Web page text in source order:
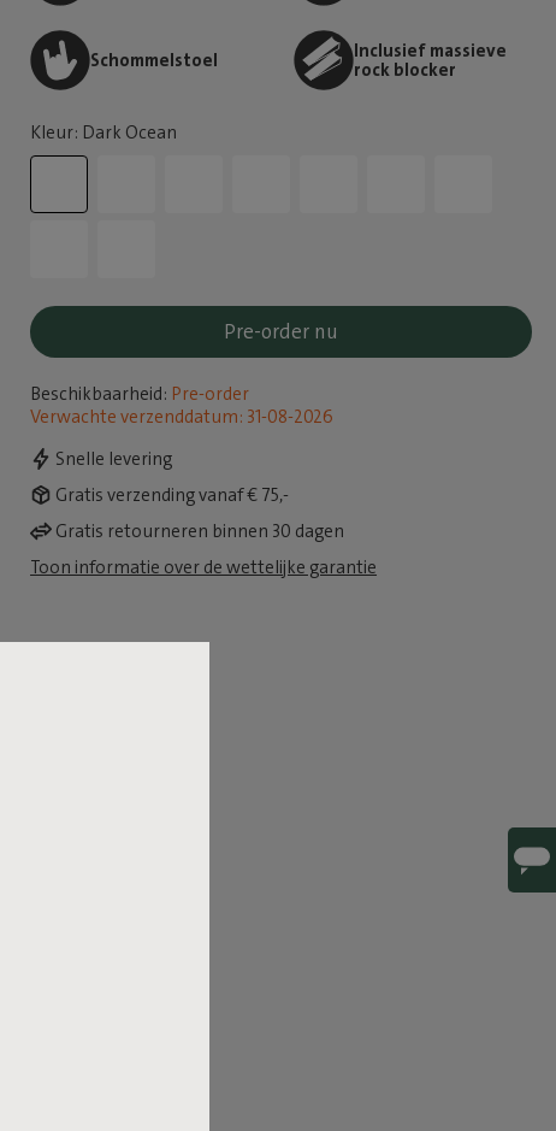
Schommelstoel
Inclusief massieve
rock blocker
Kleur: Dark Ocean
Pre-order nu
Beschikbaarheid: Pre-order
Verwachte verzenddatum: 31-08-2026
Snelle levering
Gratis verzending vanaf € 75,-
Gratis retourneren binnen 30 dagen
Toon informatie over de wettelijke garantie